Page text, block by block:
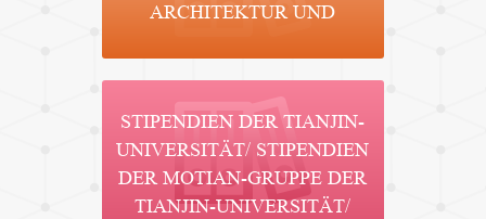
ARCHITEKTUR UND
STIPENDIEN DER TIANJIN-
UNIVERSITÄT/ STIPENDIEN
DER MOTIAN-GRUPPE DER
TIANJIN-UNIVERSITÄT/